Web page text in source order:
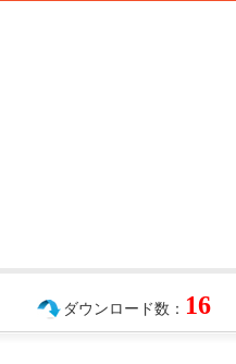
ダウンロード数： 16